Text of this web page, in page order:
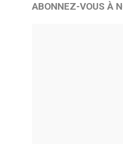
ABONNEZ-VOUS À